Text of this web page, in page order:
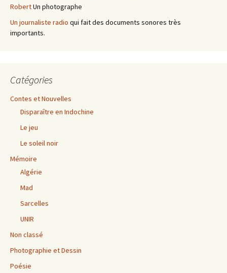
RobertUn photographe
Un journaliste radio qui fait des documents sonores très
importants.
Catégories
Contes et Nouvelles
Disparaître en Indochine
Le jeu
Le soleil noir
Mémoire
Algérie
Mad
Sarcelles
UNIR
Non classé
Photographie et Dessin
Poésie